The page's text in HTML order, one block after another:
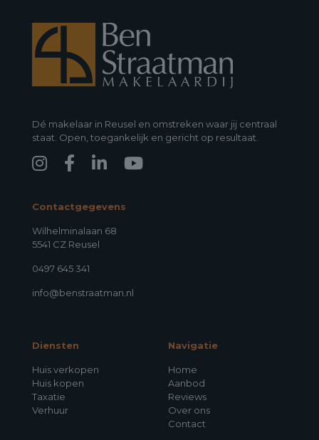
Dé makelaar in Reusel en omstreken waar jij centraal
staat. Open, toegankelijk en gericht op resultaat.
Contactgegevens
Wilhelminalaan 68
5541 CZ Reusel
0497 645 341
info@benstraatman.nl
Diensten
Huis verkopen
Huis kopen
Taxatie
Verhuur
Navigatie
Home
Aanbod
Reviews
Over ons
Contact